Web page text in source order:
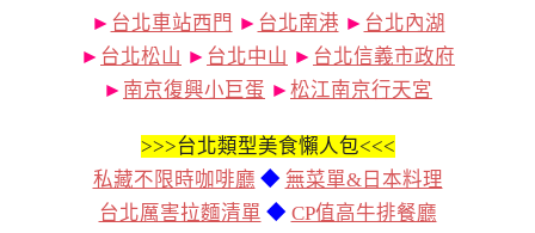
► 台北車站西門 ► 台北南港 ► 台北內湖
► 台北松山 ► 台北中山 ► 台北信義市政府
► 南京復興小巨蛋 ► 松江南京行天宮
>>>台北類型美食懶人包<<<
私藏不限時咖啡廳 ◆ 無菜單&日本料理
台北厲害拉麵清單 ◆ CP值高牛排餐廳